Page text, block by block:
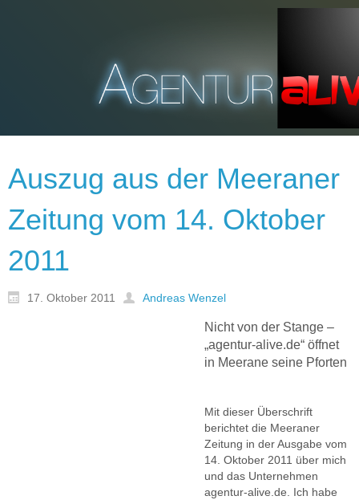
Auszug aus der Meeraner
Zeitung vom 14. Oktober
2011
17. Oktober 2011 Andreas Wenzel
Nicht von der Stange –
„agentur-alive.de“ öffnet
in Meerane seine Pforten
Mit dieser Überschrift
berichtet die Meeraner
Zeitung in der Ausgabe vom
14. Oktober 2011 über mich
und das Unternehmen
agentur-alive.de. Ich habe